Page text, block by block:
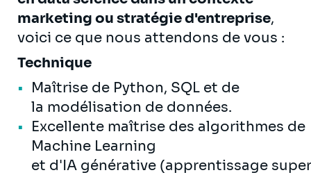
marketing ou stratégie d'entreprise,
voici ce que nous attendons de vous :
Technique
Maîtrise de Python, SQL et de
la modélisation de données.
Excellente maîtrise des algorithmes de
Machine Learning
et d'IA générative (apprentissage